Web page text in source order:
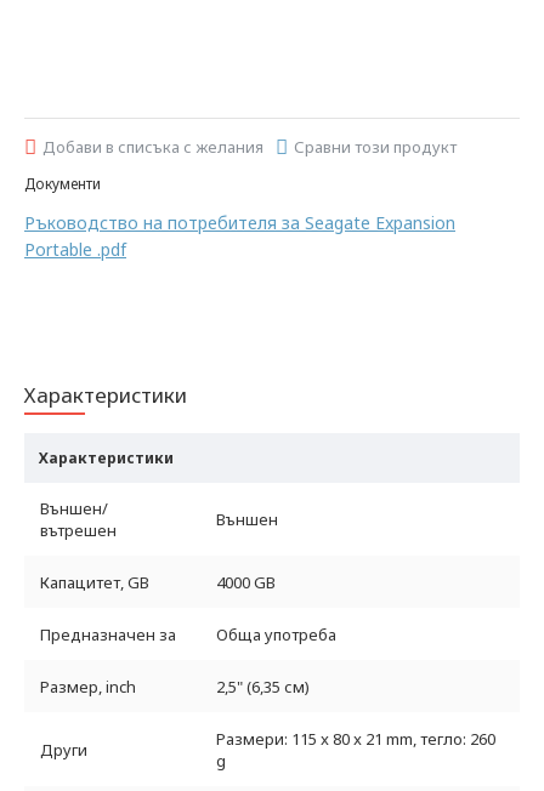
Добави в списъка с желания Сравни този продукт
Документи
Ръководство на потребителя за Seagate Expansion
Portable .pdf
Характеристики
Характеристики
Външен/
вътрешен
Външен
Капацитет, GB 4000 GB
Предназначен за Обща употреба
Размер, inch 2,5" (6,35 см)
Други
Размери: 115 x 80 x 21 mm, тегло: 260
g